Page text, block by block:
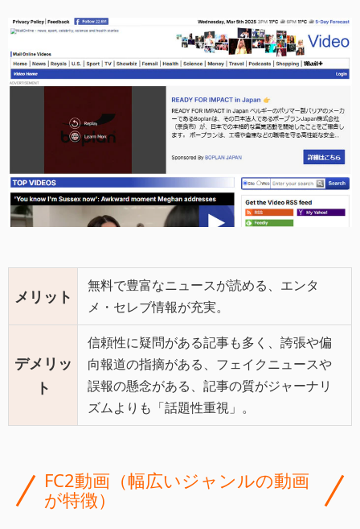
メリット
無料で豊富なニュースが読める、エンタ
メ・セレブ情報が充実。
デメリッ
ト
信頼性に疑問がある記事も多く、誇張や偏
向報道の指摘がある、フェイクニュースや
誤報の懸念がある、記事の質がジャーナリ
ズムよりも「話題性重視」。
FC2動画（幅広いジャンルの動画
が特徴）